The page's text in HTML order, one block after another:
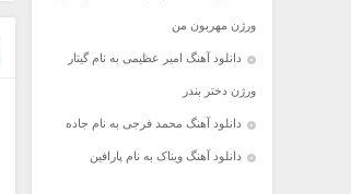
ورژن مهربون من
دانلود آهنگ امیر عظیمی به نام گیتار
ورژن دختر بندر
دانلود آهنگ محمد فرجی به نام جاده
دانلود آهنگ ویناک به نام پارافین